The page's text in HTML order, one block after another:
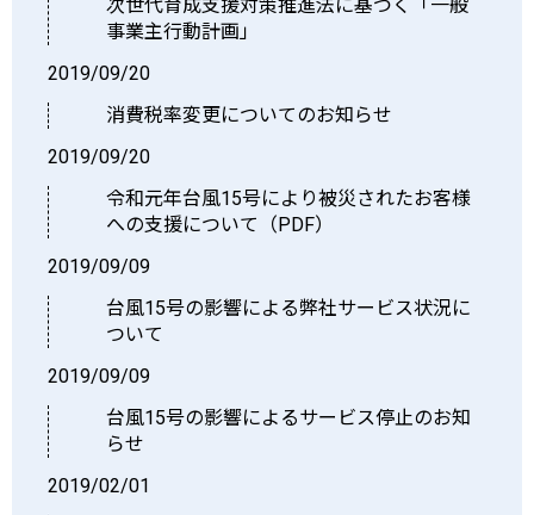
次世代育成支援対策推進法に基づく「一般
事業主行動計画」
2019/09/20
消費税率変更についてのお知らせ
2019/09/20
令和元年台風15号により被災されたお客様
への支援について（PDF）
2019/09/09
台風15号の影響による弊社サービス状況に
ついて
2019/09/09
台風15号の影響によるサービス停止のお知
らせ
2019/02/01